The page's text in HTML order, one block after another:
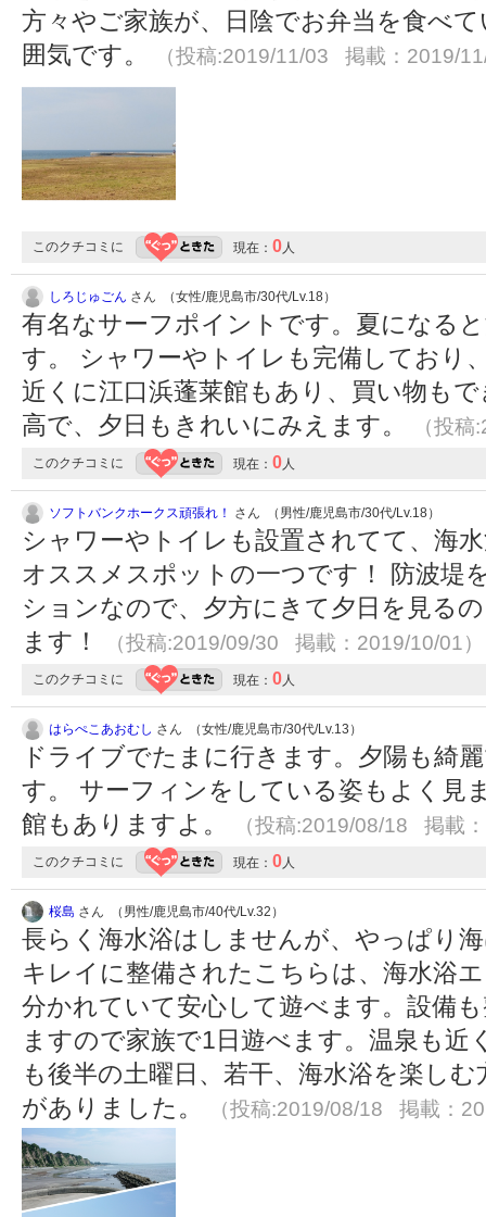
方々やご家族が、日陰でお弁当を食べ
囲気です。
（投稿:2019/11/03 掲載：2019/
このクチコミに 現在： 0人
しろじゅごん さん （女性/鹿児島市/30代/Lv.18）
有名なサーフポイントです。夏になる
す。 シャワーやトイレも完備しており
近くに江口浜蓬莱館もあり、買い物も
高で、夕日もきれいにみえます。
（投
このクチコミに 現在： 0人
ソフトバンクホークス頑張れ！ さん （男性/鹿児島市/30代/Lv.18）
シャワーやトイレも設置されてて、海
オススメスポットの一つです！ 防波堤
ションなので、夕方にきて夕日を見る
ます！
（投稿:2019/09/30 掲載：2019/10/01）
このクチコミに 現在： 0人
はらぺこあおむし さん （女性/鹿児島市/30代/Lv.13）
ドライブでたまに行きます。夕陽も綺
す。 サーフィンをしている姿もよく見
館もありますよ。
（投稿:2019/08/18 掲載
このクチコミに 現在： 0人
桜島 さん （男性/鹿児島市/40代/Lv.32）
長らく海水浴はしませんが、やっぱり
キレイに整備されたこちらは、海水浴
分かれていて安心して遊べます。設備
ますので家族で1日遊べます。温泉も
も後半の土曜日、若干、海水浴を楽し
がありました。
（投稿:2019/08/18 掲載：